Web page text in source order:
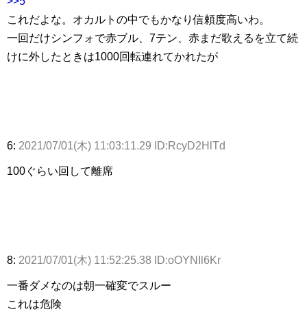
これだよな。オカルトの中でもかなり信頼度高いわ。
一回だけシンフォで赤ブル、7テン、赤まだ歌えるを立て続
けに外したときは1000回転連れてかれたが
6: 2021/07/01(木) 11:03:11.29 ID:RcyD2HlTd
100ぐらい回して離席
8: 2021/07/01(木) 11:52:25.38 ID:oOYNIl6Kr
一番ダメなのは朝一確変でスルー
これは危険